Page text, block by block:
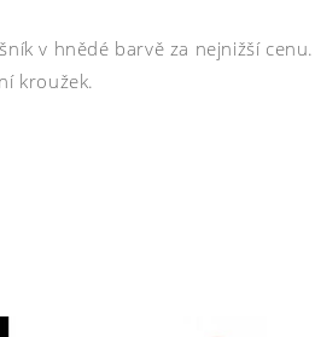
v hnědé barvě za nejnižší cenu.
kroužek.